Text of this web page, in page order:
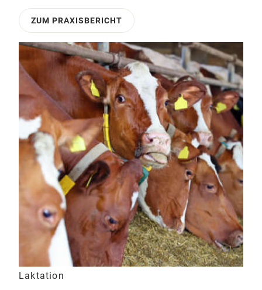
ZUM PRAXISBERICHT
Laktation